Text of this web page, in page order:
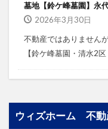
墓地【鈴ケ峰墓園】永
2026年3月30日
不動産ではありません
【鈴ケ峰墓園・清水2
ウィズホーム 不動